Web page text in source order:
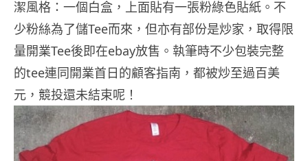
潔風格：一個白盒，上面貼有一張粉綠色貼紙。不
少粉絲為了儲Tee而來，但亦有部份是炒家，取得限
量開業Tee後即在ebay放售。執筆時不少包裝完整
的tee連同開業首日的顧客指南，都被炒至過百美
元，競投還未結束呢！